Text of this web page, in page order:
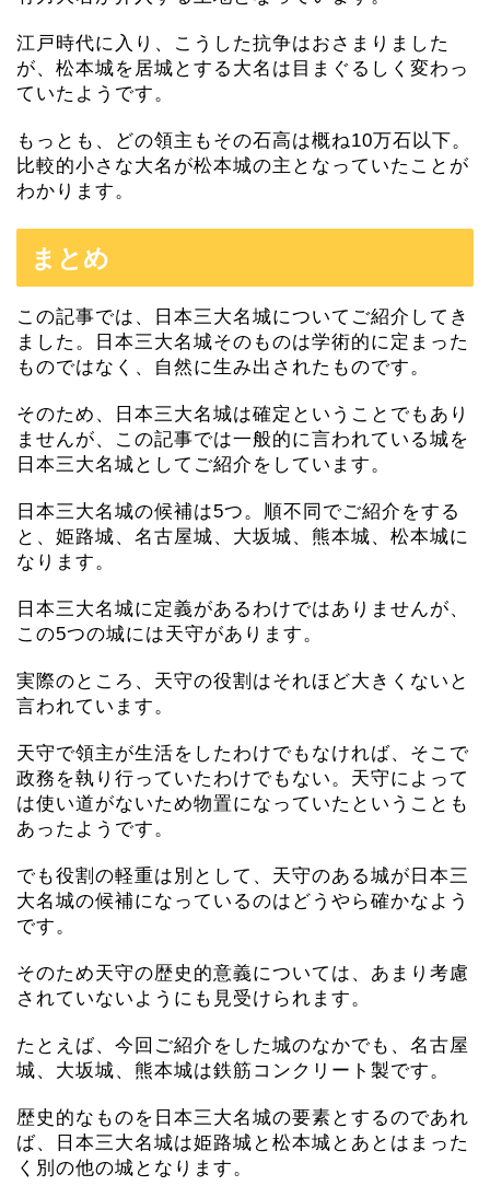
江戸時代に入り、こうした抗争はおさまりました
が、松本城を居城とする大名は目まぐるしく変わっ
ていたようです。
もっとも、どの領主もその石高は概ね10万石以下。
比較的小さな大名が松本城の主となっていたことが
わかります。
まとめ
この記事では、日本三大名城についてご紹介してき
ました。日本三大名城そのものは学術的に定まった
ものではなく、自然に生み出されたものです。
そのため、日本三大名城は確定ということでもあり
ませんが、この記事では一般的に言われている城を
日本三大名城としてご紹介をしています。
日本三大名城の候補は5つ。順不同でご紹介をする
と、姫路城、名古屋城、大坂城、熊本城、松本城に
なります。
日本三大名城に定義があるわけではありませんが、
この5つの城には天守があります。
実際のところ、天守の役割はそれほど大きくないと
言われています。
天守で領主が生活をしたわけでもなければ、そこで
政務を執り行っていたわけでもない。天守によって
は使い道がないため物置になっていたということも
あったようです。
でも役割の軽重は別として、天守のある城が日本三
大名城の候補になっているのはどうやら確かなよう
です。
そのため天守の歴史的意義については、あまり考慮
されていないようにも見受けられます。
たとえば、今回ご紹介をした城のなかでも、名古屋
城、大坂城、熊本城は鉄筋コンクリート製です。
歴史的なものを日本三大名城の要素とするのであれ
ば、日本三大名城は姫路城と松本城とあとはまった
く別の他の城となります。